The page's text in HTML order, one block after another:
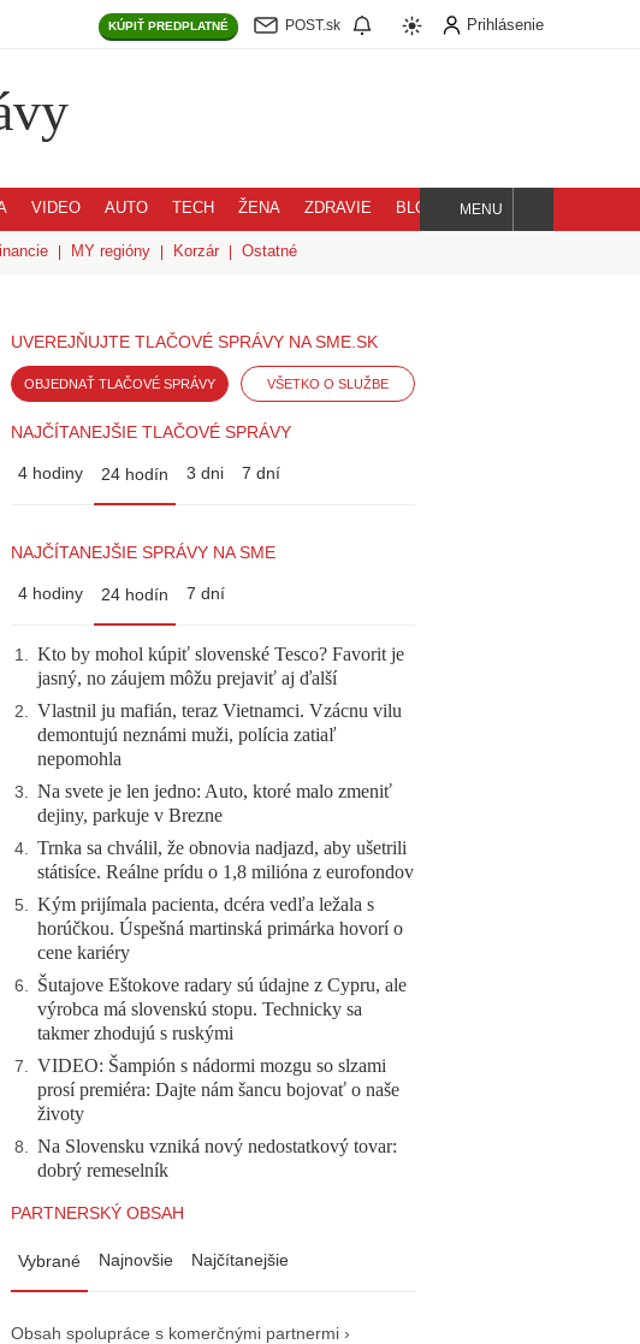
KÚPIŤ PREDPLATNÉ POST.sk Prihlásenie
VIDEO AUTO TECH ŽENA ZDRAVIE BLOG
Hľadaj
MENU
MY regióny Korzár Ostatné
UVEREJŇUJTE TLAČOVÉ SPRÁVY NA SME.SK
OBJEDNAŤ TLAČOVÉ SPRÁVY VŠETKO O SLUŽBE
NAJČÍTANEJŠIE TLAČOVÉ SPRÁVY
4 hodiny 24 hodín 3 dni 7 dní
NAJČÍTANEJŠIE SPRÁVY NA SME
4 hodiny 24 hodín 7 dní
1. Kto by mohol kúpiť slovenské Tesco? Favorit je
jasný, no záujem môžu prejaviť aj ďalší
2. Vlastnil ju mafián, teraz Vietnamci. Vzácnu vilu
demontujú neznámi muži, polícia zatiaľ
nepomohla
3. Na svete je len jedno: Auto, ktoré malo zmeniť
dejiny, parkuje v Brezne
4. Trnka sa chválil, že obnovia nadjazd, aby ušetrili
státisíce. Reálne prídu o 1,8 milióna z eurofondov
5. Kým prijímala pacienta, dcéra vedľa ležala s
horúčkou. Úspešná martinská primárka hovorí o
cene kariéry
6. Šutajove Eštokove radary sú údajne z Cypru, ale
výrobca má slovenskú stopu. Technicky sa
takmer zhodujú s ruskými
7. VIDEO: Šampión s nádormi mozgu so slzami
prosí premiéra: Dajte nám šancu bojovať o naše
životy
8. Na Slovensku vzniká nový nedostatkový tovar:
dobrý remeselník
PARTNERSKÝ OBSAH
Vybrané Najnovšie Najčítanejšie
Obsah spolupráce s komerčnými partnermi ›